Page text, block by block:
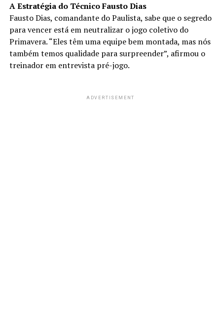
A Estratégia do Técnico Fausto Dias
Fausto Dias, comandante do Paulista, sabe que o segredo
para vencer está em neutralizar o jogo coletivo do
Primavera. “Eles têm uma equipe bem montada, mas nós
também temos qualidade para surpreender”, afirmou o
treinador em entrevista pré-jogo.
ADVERTISEMENT